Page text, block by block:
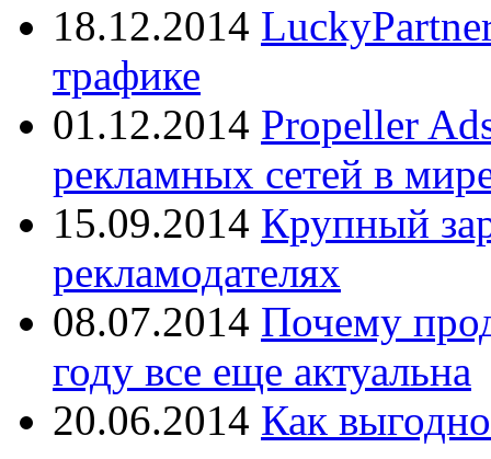
18.12.2014
трафике
01.12.2014 Propeller
рекламных сетей в
15.09.2014 Крупный
рекламодателях
08.07.2014 Почему
году все еще актуальна
20.06.2014 Как